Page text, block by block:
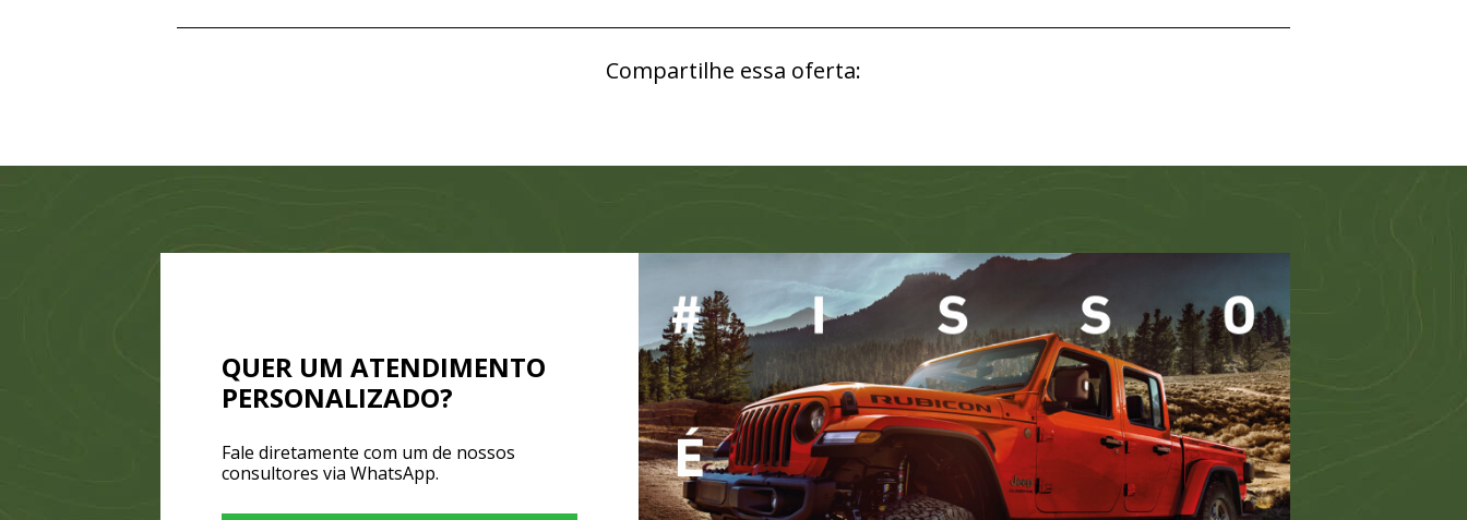
Compartilhe essa oferta:
QUER UM ATENDIMENTO
PERSONALIZADO?
Fale diretamente com um de nossos
consultores via WhatsApp.